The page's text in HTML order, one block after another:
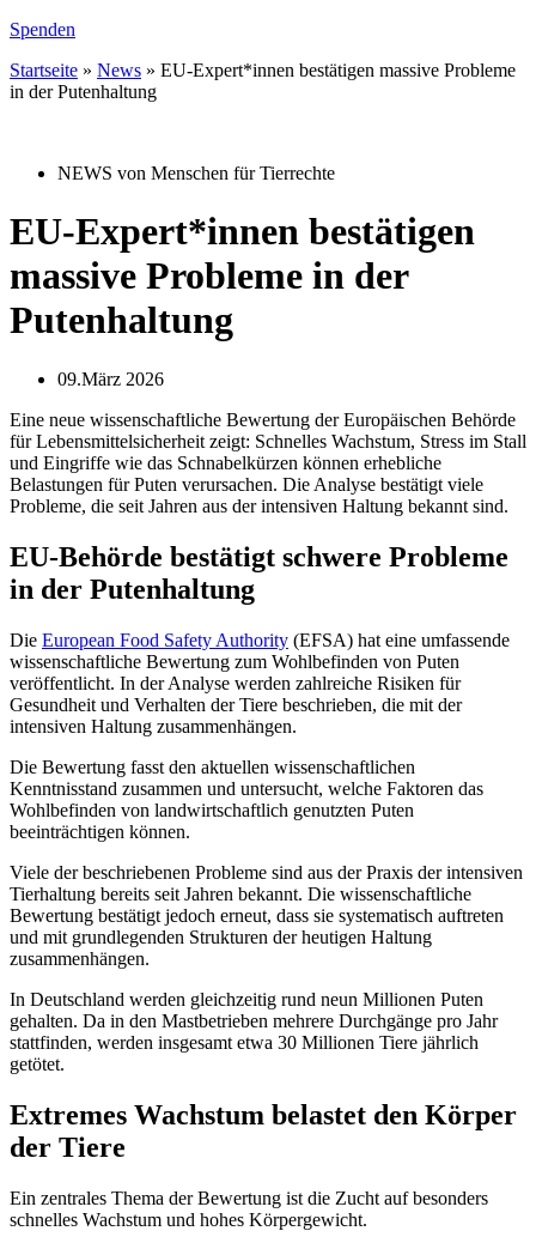
Spenden
Startseite » News » EU-Expert*innen bestätigen massive Probleme
in der Putenhaltung
NEWS von Menschen für Tierrechte
EU-Expert*innen bestätigen
massive Probleme in der
Putenhaltung
09.März 2026
Eine neue wissenschaftliche Bewertung der Europäischen Behörde
für Lebensmittelsicherheit zeigt: Schnelles Wachstum, Stress im Stall
und Eingriffe wie das Schnabelkürzen können erhebliche
Belastungen für Puten verursachen. Die Analyse bestätigt viele
Probleme, die seit Jahren aus der intensiven Haltung bekannt sind.
EU-Behörde bestätigt schwere Probleme
in der Putenhaltung
Die European Food Safety Authority (EFSA) hat eine umfassende
wissenschaftliche Bewertung zum Wohlbefinden von Puten
veröffentlicht. In der Analyse werden zahlreiche Risiken für
Gesundheit und Verhalten der Tiere beschrieben, die mit der
intensiven Haltung zusammenhängen.
Die Bewertung fasst den aktuellen wissenschaftlichen
Kenntnisstand zusammen und untersucht, welche Faktoren das
Wohlbefinden von landwirtschaftlich genutzten Puten
beeinträchtigen können.
Viele der beschriebenen Probleme sind aus der Praxis der intensiven
Tierhaltung bereits seit Jahren bekannt. Die wissenschaftliche
Bewertung bestätigt jedoch erneut, dass sie systematisch auftreten
und mit grundlegenden Strukturen der heutigen Haltung
zusammenhängen.
In Deutschland werden gleichzeitig rund neun Millionen Puten
gehalten. Da in den Mastbetrieben mehrere Durchgänge pro Jahr
stattfinden, werden insgesamt etwa 30 Millionen Tiere jährlich
getötet.
Extremes Wachstum belastet den Körper
der Tiere
Ein zentrales Thema der Bewertung ist die Zucht auf besonders
schnelles Wachstum und hohes Körpergewicht.